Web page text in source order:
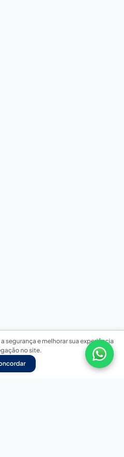
segurança e melhorar sua experiência
no site.